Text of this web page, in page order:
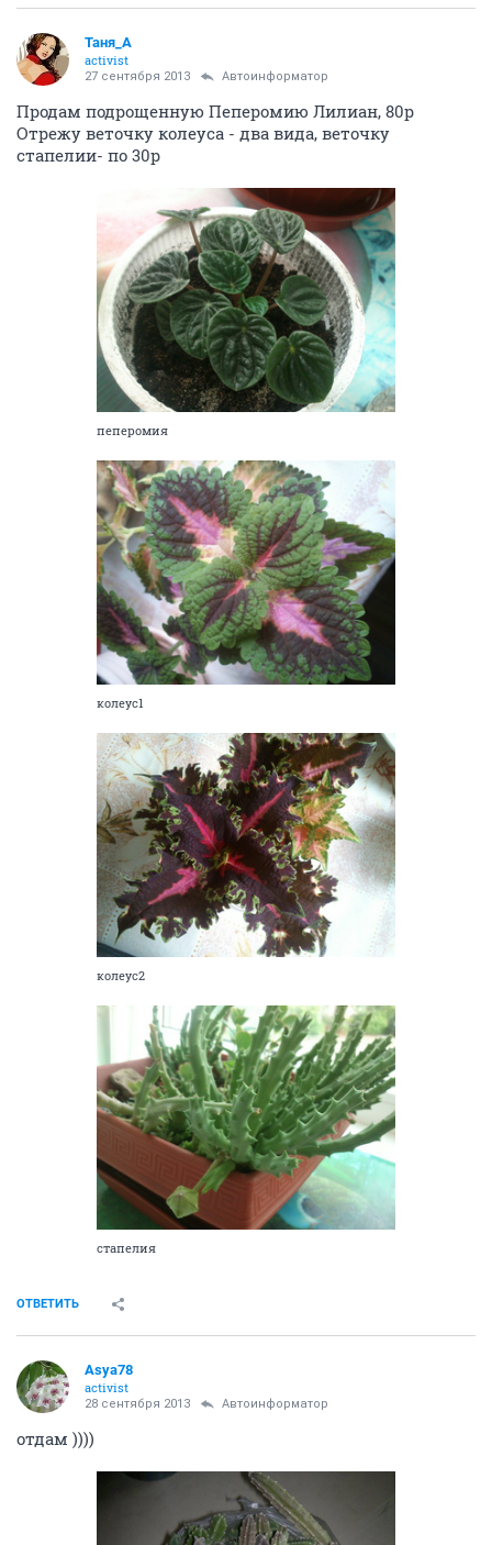
Таня_А
activist
27 сентября 2013 Автоинформатор
Продам подрощенную Пеперомию Лилиан, 80р
Отрежу веточку колеуса - два вида, веточку
стапелии- по 30р
пеперомия
колеус1
колеус2
стапелия
ОТВЕТИТЬ
Asya78
activist
28 сентября 2013 Автоинформатор
отдам ))))